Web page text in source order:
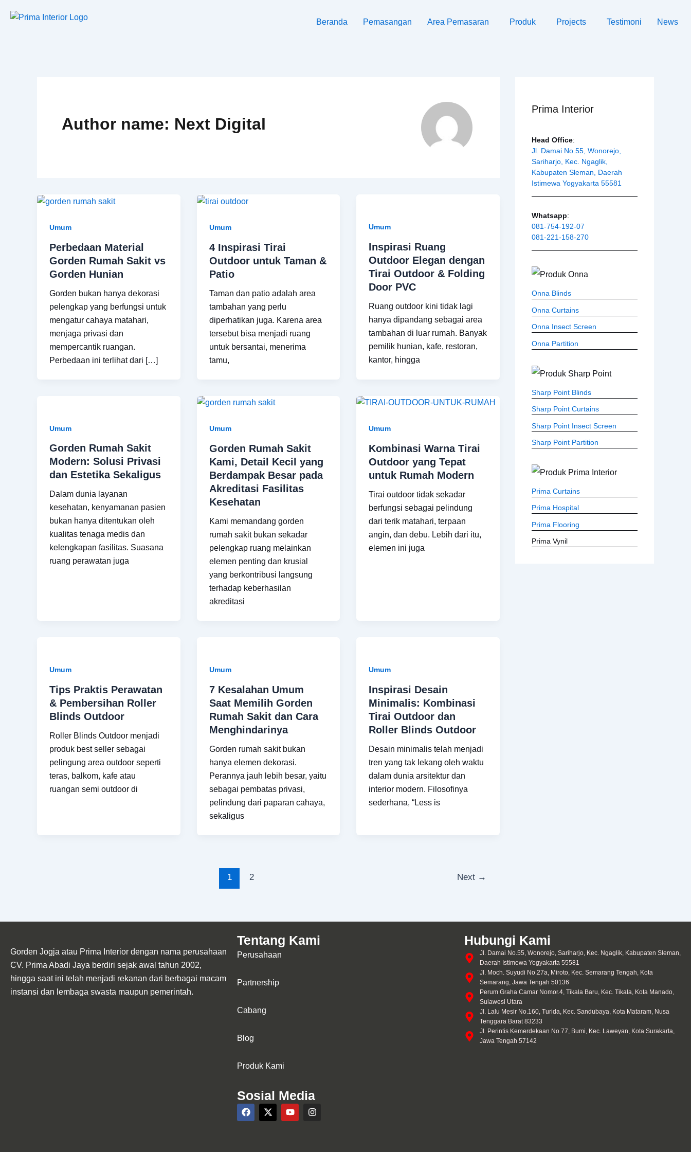
Beranda Pemasangan Area Pemasaran Produk Projects Testimoni News
Author name: Next Digital
Umum
Perbedaan Material
Gorden Rumah Sakit vs
Gorden Hunian
Gorden bukan hanya dekorasi
pelengkap yang berfungsi untuk
mengatur cahaya matahari,
menjaga privasi dan
mempercantik ruangan.
Perbedaan ini terlihat dari […]
Umum
4 Inspirasi Tirai
Outdoor untuk Taman &
Patio
Taman dan patio adalah area
tambahan yang perlu
diperhatikan juga. Karena area
tersebut bisa menjadi ruang
untuk bersantai, menerima
tamu,
Umum
Inspirasi Ruang
Outdoor Elegan dengan
Tirai Outdoor & Folding
Door PVC
Ruang outdoor kini tidak lagi
hanya dipandang sebagai area
tambahan di luar rumah. Banyak
pemilik hunian, kafe, restoran,
kantor, hingga
Umum
Gorden Rumah Sakit
Modern: Solusi Privasi
dan Estetika Sekaligus
Dalam dunia layanan
kesehatan, kenyamanan pasien
bukan hanya ditentukan oleh
kualitas tenaga medis dan
kelengkapan fasilitas. Suasana
ruang perawatan juga
Umum
Gorden Rumah Sakit
Kami, Detail Kecil yang
Berdampak Besar pada
Akreditasi Fasilitas
Kesehatan
Kami memandang gorden
rumah sakit bukan sekadar
pelengkap ruang melainkan
elemen penting dan krusial
yang berkontribusi langsung
terhadap keberhasilan
akreditasi
Umum
Kombinasi Warna Tirai
Outdoor yang Tepat
untuk Rumah Modern
Tirai outdoor tidak sekadar
berfungsi sebagai pelindung
dari terik matahari, terpaan
angin, dan debu. Lebih dari itu,
elemen ini juga
Umum
Tips Praktis Perawatan
& Pembersihan Roller
Blinds Outdoor
Roller Blinds Outdoor menjadi
produk best seller sebagai
pelingung area outdoor seperti
teras, balkom, kafe atau
ruangan semi outdoor di
Umum
7 Kesalahan Umum
Saat Memilih Gorden
Rumah Sakit dan Cara
Menghindarinya
Gorden rumah sakit bukan
hanya elemen dekorasi.
Perannya jauh lebih besar, yaitu
sebagai pembatas privasi,
pelindung dari paparan cahaya,
sekaligus
Umum
Inspirasi Desain
Minimalis: Kombinasi
Tirai Outdoor dan
Roller Blinds Outdoor
Desain minimalis telah menjadi
tren yang tak lekang oleh waktu
dalam dunia arsitektur dan
interior modern. Filosofinya
sederhana, “Less is
1 2 Next →
Prima Interior
Head Office:
Jl. Damai No.55, Wonorejo,
Sariharjo, Kec. Ngaglik,
Kabupaten Sleman, Daerah
Istimewa Yogyakarta 55581
Whatsapp:
081-754-192-07
081-221-158-270
Onna Blinds
Onna Curtains
Onna Insect Screen
Onna Partition
Sharp Point Blinds
Sharp Point Curtains
Sharp Point Insect Screen
Sharp Point Partition
Prima Curtains
Prima Hospital
Prima Flooring
Prima Vynil
Gorden Jogja atau Prima Interior dengan nama perusahaan
CV. Prima Abadi Jaya berdiri sejak awal tahun 2002,
hingga saat ini telah menjadi rekanan dari berbagai macam
instansi dan lembaga swasta maupun pemerintah.
Tentang Kami
Perusahaan
Partnership
Cabang
Blog
Produk Kami
Sosial Media
F
a
X
-
Y
o
I
n
Hubungi Kami
Jl. Damai No.55, Wonorejo, Sariharjo, Kec. Ngaglik, Kabupaten Sleman,
Daerah Istimewa Yogyakarta 55581
Jl. Moch. Suyudi No.27a, Miroto, Kec. Semarang Tengah, Kota
Semarang, Jawa Tengah 50136
Perum Graha Camar Nomor.4, Tikala Baru, Kec. Tikala, Kota Manado,
Sulawesi Utara
Jl. Lalu Mesir No.160, Turida, Kec. Sandubaya, Kota Mataram, Nusa
Tenggara Barat 83233
Jl. Perintis Kemerdekaan No.77, Bumi, Kec. Laweyan, Kota Surakarta,
Jawa Tengah 57142